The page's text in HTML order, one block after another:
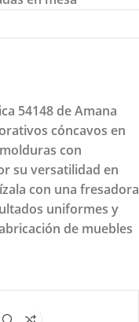
54148 de Amana
cóncavos en
con
su versatilidad en
con una fresadora
uniformes y
de muebles